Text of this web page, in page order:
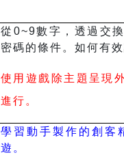
從0~9數字，透過交
密碼的條件。如何有
使用遊戲除主題呈現
進行。
學習動手製作的創客
遊。